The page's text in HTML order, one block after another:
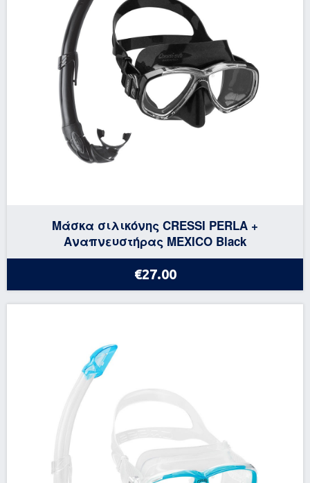
Μάσκα σιλικόνης CRESSI PERLA +
Αναπνευστήρας MEXICO Black
€27.00